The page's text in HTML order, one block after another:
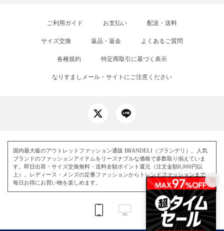
ご利用ガイド お支払い 配送・送料
サイズ交換 返品・返金 よくあるご質問
各種規約 特定商取引に基づく表示
なりすましメール・サイトにご注意ください
国内最大級のアウトレットファッション通販 BRANDELI（ブランデリ）。人気
ブランドのファッションアイテムをリーズナブルな価格で多数取り揃えていま
す。即日出荷・サイズ交換無料・送料全額ポイント還元（注文金額8,000円以
上）。レディース・メンズの定番ファッションからトレンドファッションまで、
毎日お得にお買い物を楽しめます。